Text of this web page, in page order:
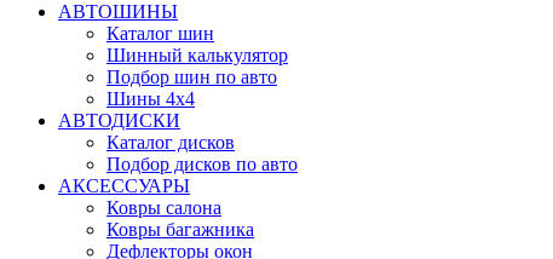
АВТОШИНЫ
Каталог шин
Шинный калькулятор
Подбор шин по авто
Шины 4x4
АВТОДИСКИ
Каталог дисков
Подбор дисков по авто
АКСЕССУАРЫ
Ковры салона
Ковры багажника
Дефлекторы окон